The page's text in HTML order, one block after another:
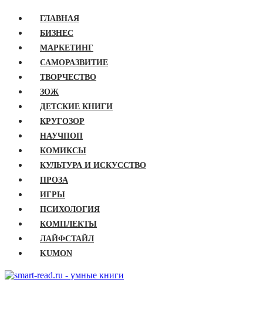
ГЛАВНАЯ
БИЗНЕС
МАРКЕТИНГ
САМОРАЗВИТИЕ
ТВОРЧЕСТВО
ЗОЖ
ДЕТСКИЕ КНИГИ
КРУГОЗОР
НАУЧПОП
КОМИКСЫ
КУЛЬТУРА И ИСКУССТВО
ПРОЗА
ИГРЫ
ПСИХОЛОГИЯ
КОМПЛЕКТЫ
ЛАЙФСТАЙЛ
KUMON